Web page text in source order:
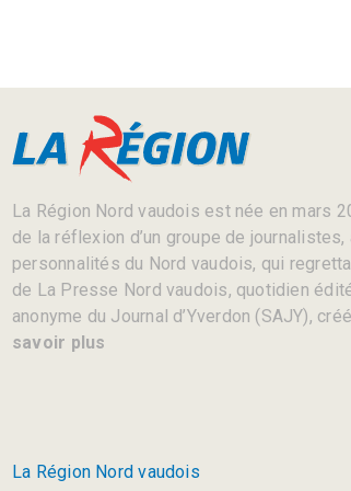
La Région Nord vaudois est née en mars
de la réflexion d’un groupe de
personnalités du Nord vaudois, qui
de La Presse Nord vaudois, quotidien
anonyme du Journal d’Yverdon (SAJY),
savoir plus
La Région Nord vaudois